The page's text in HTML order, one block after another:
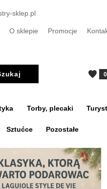
sklep.pl
O sklepie Promocje
Torby, plecaki
Sztućce Pozostałe